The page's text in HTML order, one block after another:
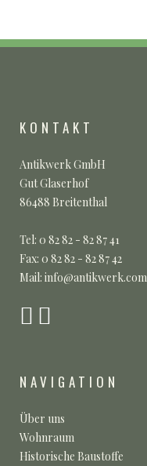
KONTAKT
Antikwerk GmbH
Gut Glaserhof
86488 Breitenthal
Tel: 0 82 82 - 82 87 41
Fax: 0 82 82 - 82 87 42
Mail: info@antikwerk.com
NAVIGATION
Über uns
Wohnraum
Historische Baustoffe